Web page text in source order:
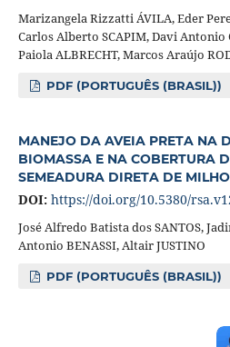
Marizangela Rizzatti ÁVILA, Eder
Carlos Alberto SCAPIM, Davi
Paiola ALBRECHT, Marcos Araújo
PDF (PORTUGUÊS (BRASIL))
MANEJO DA AVEIA PRETA NA
BIOMASSA E NA COBERTURA
SEMEADURA DIRETA DE MILHO
DOI: https://doi.org/10.5380/
José Alfredo Batista dos SANTOS,
Antonio BENASSI, Altair JUSTINO
PDF (PORTUGUÊS (BRASIL))